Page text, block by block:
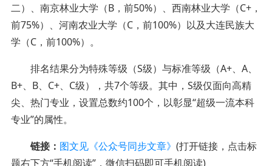
二）、南京林业大学（B，前50%）、西南林业大学（C+，
前75%）、河南农业大学（C，前100%）以及大连民族大
学（C，前100%）。
排名结果分为特殊等级（S级）与标准等级（A+、A、
B+、B、C+、C级），共7个等级。其中，S级仅面向高精
尖、热门专业，设置总数约100个，以彰显“超级一流本科
专业”的属性。
链接： 图文见《公众号同步文章》 (打开链接，点击标
题右下方“手机阅读”，微信扫码即可手机阅读)